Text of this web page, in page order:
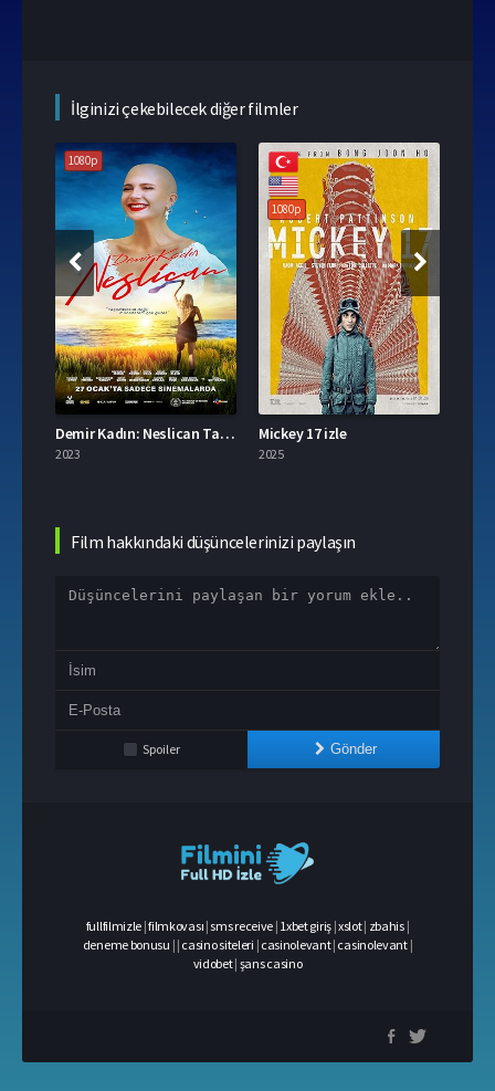
İlginizi çekebilecek diğer filmler
1080p
Demir Kadın: Neslican Tay Hayat Hikayesi izle
2023
1080p
Mickey 17 izle
2025
Film hakkındaki düşüncelerinizi paylaşın
Spoiler Gönder
fullfilmizle |filmkovası | sms receive | 1xbet giriş|xslot| zbahis|
deneme bonusu | | casino siteleri | casinolevant| casinolevant|
vidobet| şans casino